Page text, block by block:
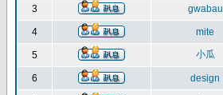
3 gwabau
4 mite
5 小瓜
6 design